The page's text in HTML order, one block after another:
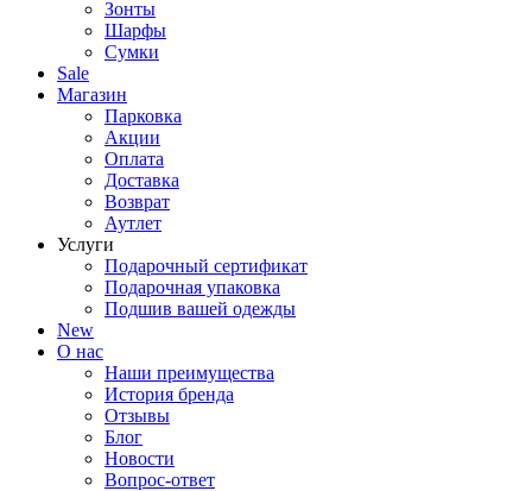
Зонты
Шарфы
Сумки
Sale
Магазин
Парковка
Акции
Оплата
Доставка
Возврат
Аутлет
Услуги
Подарочный сертификат
Подарочная упаковка
Подшив вашей одежды
New
О нас
Наши преимущества
История бренда
Отзывы
Блог
Новости
Вопрос-ответ